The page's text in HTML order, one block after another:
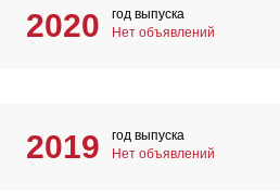
2020
год выпуска
Нет объявлений
2019
год выпуска
Нет объявлений